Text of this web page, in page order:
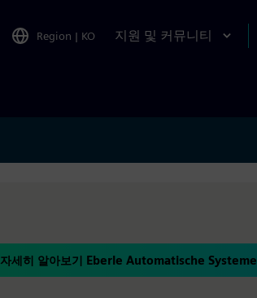
Region | KO 지원 및 커뮤니티
자세히 알아보기 Eberle Automatische Systeme